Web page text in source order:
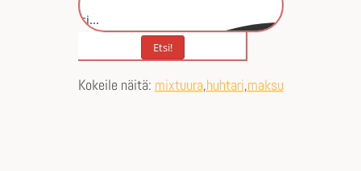
Etsi...
Etsi!
Kokeile näitä: mixtuura huhtari maksu